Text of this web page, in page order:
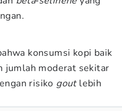
konsumsi kopi baik
jumlah moderat sekitar
risiko goutlebih